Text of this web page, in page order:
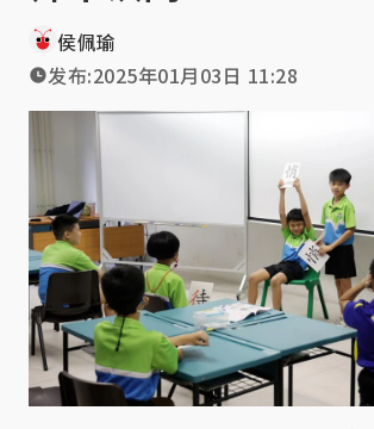
侯佩瑜
发布:2025年01月03日 11:28